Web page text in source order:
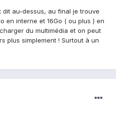
au-dessus, au final je trouve
en interne et 16Go ( ou plus ) en
du multimédia et on peut
plus simplement ! Surtout à un